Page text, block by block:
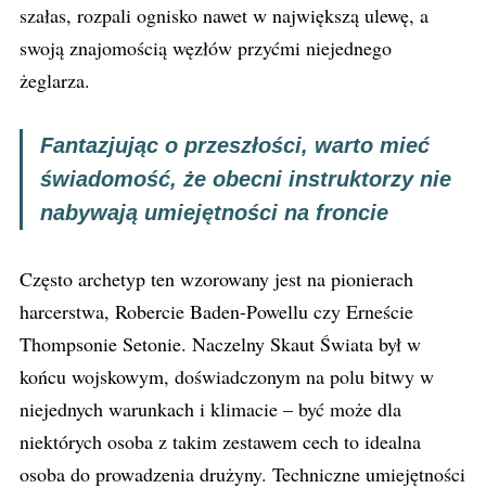
szałas, rozpali ognisko nawet w największą ulewę, a
swoją znajomością węzłów przyćmi niejednego
żeglarza.
Fantazjując o przeszłości, warto mieć
świadomość, że obecni instruktorzy nie
nabywają umiejętności na froncie
Często archetyp ten wzorowany jest na pionierach
harcerstwa, Robercie Baden-Powellu czy Erneście
Thompsonie Setonie. Naczelny Skaut Świata był w
końcu wojskowym, doświadczonym na polu bitwy w
niejednych warunkach i klimacie – być może dla
niektórych osoba z takim zestawem cech to idealna
osoba do prowadzenia drużyny. Techniczne umiejętności